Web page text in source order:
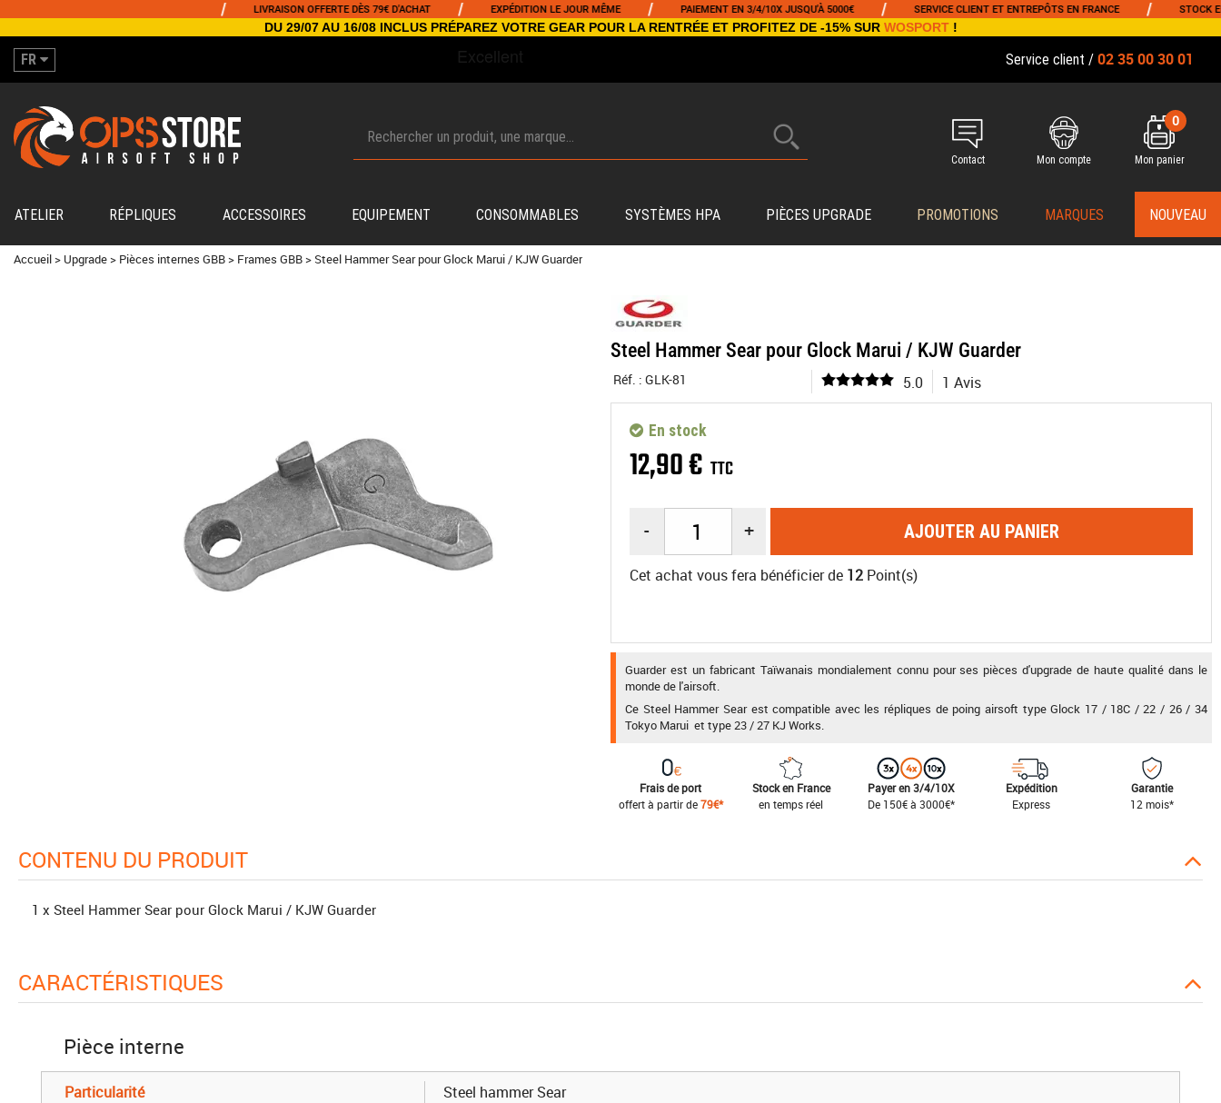
LIVRAISON OFFERTE DÈS 79€ D'ACHAT / EXPÉDITION LE JOUR MÊME / PAIEMENT EN 3/4/10X JUSQU'À 5000€ / SERVICE CLIENT ET ENTREPÔTS EN FRANCE / STOCK EN
DU 29/07 AU 16/08 INCLUS PRÉPAREZ VOTRE GEAR POUR LA RENTRÉE ET PROFITEZ DE -15% SUR WOSPORT!
FR Service client / 02 35 00 30 01
Contact Mon compte
0
Mon panier
ATELIER RÉPLIQUES ACCESSOIRES EQUIPEMENT CONSOMMABLES SYSTÈMES HPA PIÈCES UPGRADE PROMOTIONS MARQUES NOUVEAU
Accueil> Upgrade> Pièces internes GBB> Frames GBB> Steel Hammer Sear pour Glock Marui / KJW Guarder
Steel Hammer Sear pour Glock Marui / KJW Guarder
Réf. : GLK-81 5.0 1 Avis
12,90€ TTC
En stock
- + AJOUTER AU PANIER
Cet achat vous fera bénéficier de 12 Point(s)
Guarder est un fabricant Taïwanais mondialement connu pour ses pièces d'upgrade de haute qualité dans le
monde de l'airsoft.
Ce Steel Hammer Sear est compatible avec les répliques de poing airsoft type Glock 17 / 18C / 22 / 26 / 34
Tokyo Marui et type 23 / 27 KJ Works.
Frais de port
offert à partir de79€*
Stock en France
en temps réel
Payer en 3/4/10X
De 150€ à 3000€*
Expédition
Express
Garantie
12 mois*
CONTENU DU PRODUIT
1 x Steel Hammer Sear pour Glock Marui / KJW Guarder
CARACTÉRISTIQUES
Pièce interne
Particularité Steel hammer Sear